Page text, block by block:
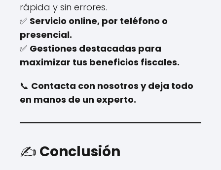
rápida y sin errores.
✅ Servicio online, por teléfono o
presencial.
✅ Gestiones destacadas para
maximizar tus beneficios fiscales.
📞 Contacta con nosotros y deja todo
en manos de un experto.
✍️ Conclusión